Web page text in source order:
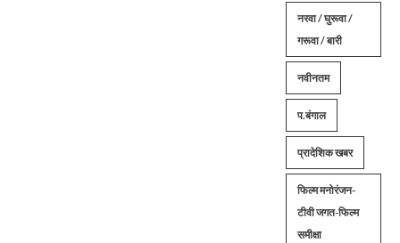
नरवा / घुरूवा /
गरूवा / बारी
नवीनतम
प.बंगाल
प्रादेशिक खबर
फिल्म मनोरंजन-
टीवी जगत-फिल्म
समीक्षा